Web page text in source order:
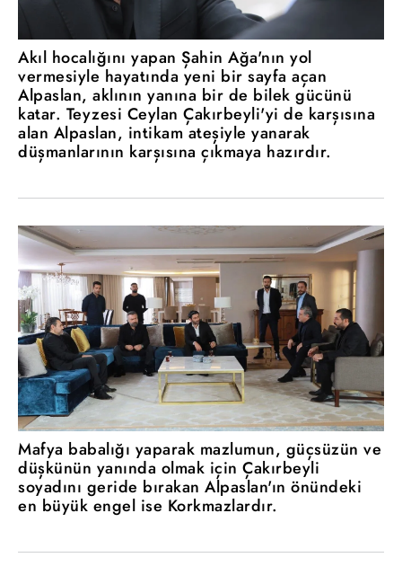
Akıl hocalığını yapan Şahin Ağa'nın yol
vermesiyle hayatında yeni bir sayfa açan
Alpaslan, aklının yanına bir de bilek gücünü
katar. Teyzesi Ceylan Çakırbeyli'yi de karşısına
alan Alpaslan, intikam ateşiyle yanarak
düşmanlarının karşısına çıkmaya hazırdır.
Mafya babalığı yaparak mazlumun, güçsüzün ve
düşkünün yanında olmak için Çakırbeyli
soyadını geride bırakan Alpaslan'ın önündeki
en büyük engel ise Korkmazlardır.